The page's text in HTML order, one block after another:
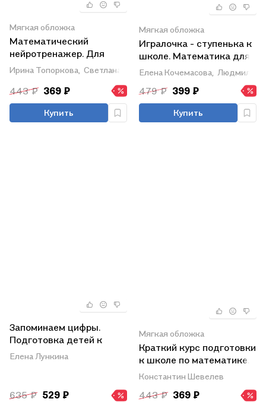
Мягкая обложка
Математический
нейротренажер. Для
детей 3-4 лет
Ирина Топоркова, Светлана Гаврина, Наталья Кутявина
443 ₽ 369 ₽
Купить
Мягкая обложка
Игралочка - ступенька к
школе. Математика для
детей 5-6 лет. Ступень 3
Елена Кочемасова, Людмила
479 ₽ 399 ₽
Купить
Запоминаем цифры.
Подготовка детей к
школе: пособие для
работы с детьми
Елена Лункина
635 ₽ 529 ₽
Мягкая обложка
Краткий курс подготовки
к школе по математике.
Рабочая тетрадь для
Константин Шевелев
443 ₽ 369 ₽